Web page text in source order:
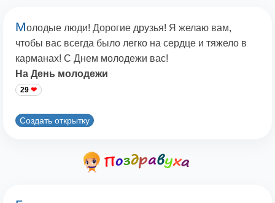
Молодые люди! Дорогие друзья! Я желаю вам,
чтобы вас всегда было легко на сердце и тяжело в
карманах! С Днем молодежи вас!
На День молодежи
29
Создать открытку